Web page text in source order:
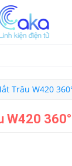
Trâu W420
W420